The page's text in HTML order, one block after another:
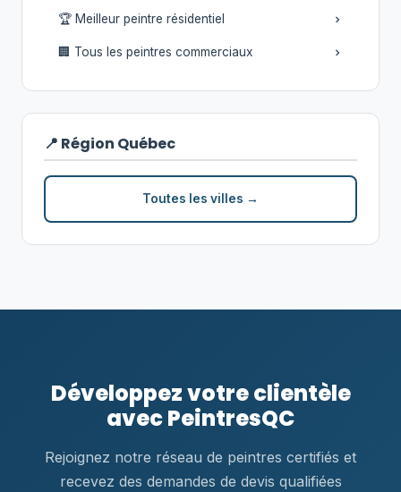
🏆 Meilleur peintre résidentiel
🏢 Tous les peintres commerciaux
📍 Région Québec
Toutes les villes →
Développez votre clientèle
avec PeintresQC
Rejoignez notre réseau de peintres certifiés et
recevez des demandes de devis qualifiées